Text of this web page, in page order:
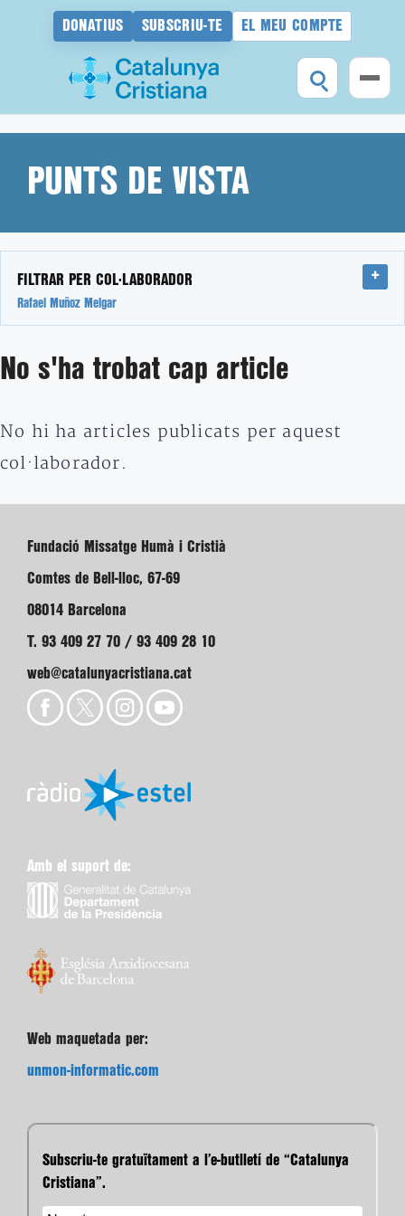
DONATIUS SUBSCRIU-TE EL MEU COMPTE
contingutPUNTS DE VISTA
FILTRAR PER COL·LABORADOR
Rafael Muñoz Melgar
No s'ha trobat cap article
No hi ha articles publicats per aquest
col·laborador.
Fundació Missatge Humà i Cristià
Comtes de Bell-lloc, 67-69
08014 Barcelona
T. 93 409 27 70 / 93 409 28 10
web@catalunyacristiana.cat
Amb el suport de:
Web maquetada per:
unmon-informatic.com
Subscriu-te gratuïtament a l’e-butlletí de “Catalunya
Cristiana”.